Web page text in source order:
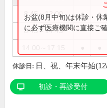
8:45～12:00 ● ●
8:45～14:45
お盆(8月中旬)は休診・休
に必ず医療機関に直接ご
休診日: 日、祝、年末年始
初診・再診受付